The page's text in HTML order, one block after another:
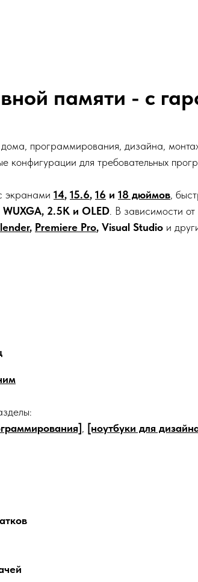
памяти - с
программирования, дизайна,
для требовательных
экранами 14, 15.6, 16 и 18 дюймов,
WUXGA, 2.5K и OLED . В зависимости
, Premiere Pro, Visual Studio и
, [ноутбуки для